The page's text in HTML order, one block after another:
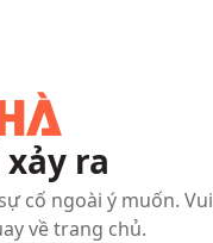
ra
cố ngoài ý muốn. Vui
về trang chủ.